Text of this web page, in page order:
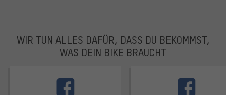
WIR TUN ALLES DAFÜR, DASS DU BEKOMMST,
WAS DEIN BIKE BRAUCHT